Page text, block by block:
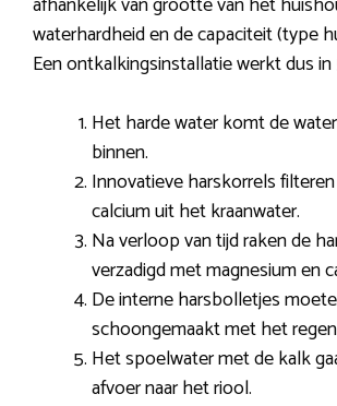
waterhardheid en de capaciteit (type
Een ontkalkingsinstallatie werkt dus
Het harde water komt de
binnen.
Innovatieve harskorrels
calcium uit het kraanwater.
Na verloop van tijd raken de
verzadigd met magnesium en
De interne harsbolletjes
schoongemaakt met het
Het spoelwater met de kalk
afvoer naar het riool.